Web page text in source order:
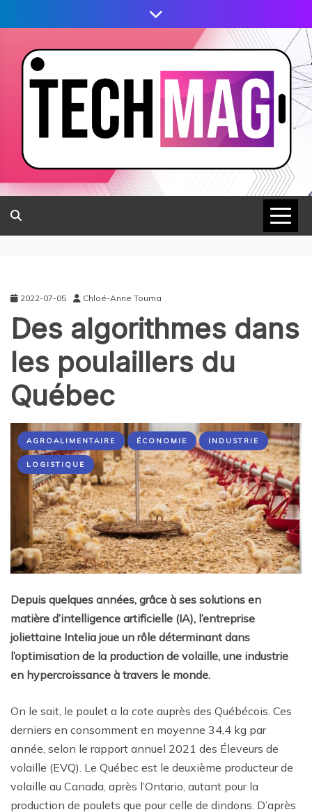
2022-07-05 Chloé-Anne Touma
Des algorithmes dans
les poulaillers du
Québec
AGROALIMENTAIRE ÉCONOMIE INDUSTRIE
LOGISTIQUE
Depuis quelques années, grâce à ses solutions en
matière d’intelligence artificielle (IA), l’entreprise
joliettaine Intelia joue un rôle déterminant dans
l’optimisation de la production de volaille, une industrie
en hypercroissance à travers le monde.
On le sait, le poulet a la cote auprès des Québécois. Ces
derniers en consomment en moyenne 34,4 kg par
année, selon le rapport annuel 2021 des Éleveurs de
volaille (EVQ). Le Québec est le deuxième producteur de
volaille au Canada, après l’Ontario, autant pour la
production de poulets que pour celle de dindons.​ D’après